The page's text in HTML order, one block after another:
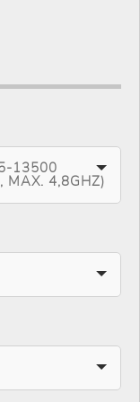
13500
MAX. 4,8GHZ)